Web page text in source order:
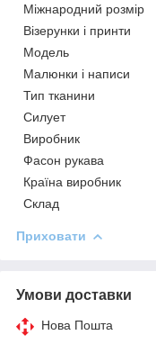
Міжнародний розмір
Візерунки і принти
Модель
Малюнки і написи
Тип тканини
Силует
Виробник
Фасон рукава
Країна виробник
Склад
Приховати
Умови доставки
Нова Пошта